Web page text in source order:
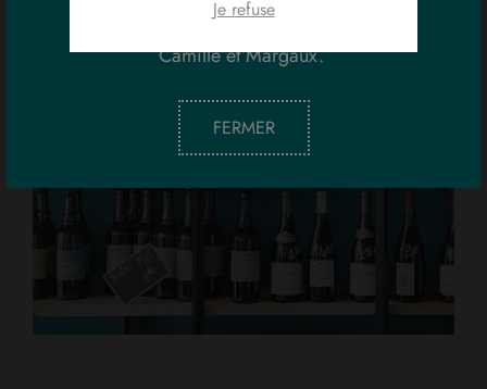
Camille et Margaux.
FERMER
Je refuse